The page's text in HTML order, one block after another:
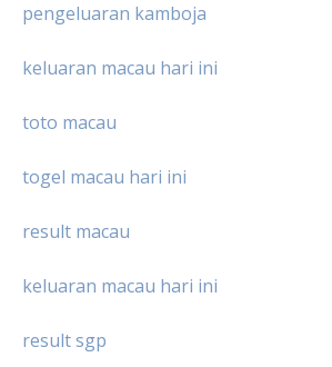
pengeluaran kamboja
keluaran macau hari ini
toto macau
togel macau hari ini
result macau
keluaran macau hari ini
result sgp